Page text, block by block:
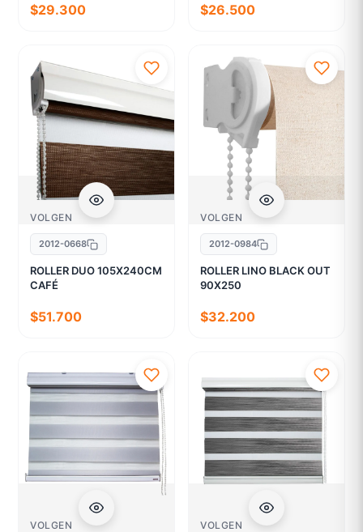
$29.300 $26.500
VOLGEN
2012-0668
ROLLER DUO 105X240CM
CAFÉ
$51.700
VOLGEN
2012-0984
ROLLER LINO BLACK OUT
90X250
$32.200
VOLGEN VOLGEN